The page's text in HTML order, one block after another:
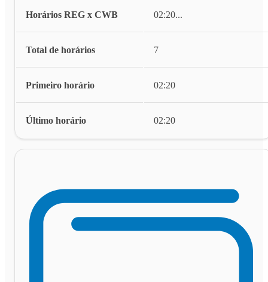
Horários REG x CWB 02:20...
Total de horários 7
Primeiro horário 02:20
Último horário 02:20